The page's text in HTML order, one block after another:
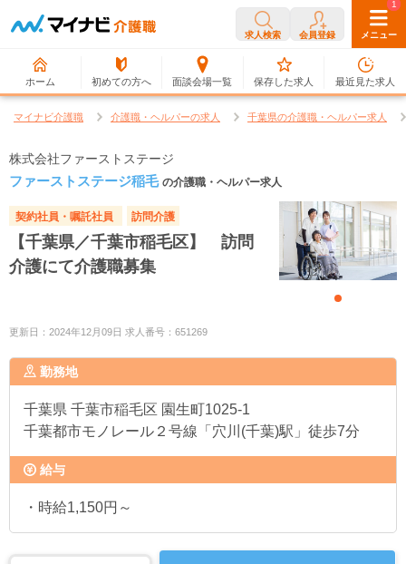
求人検索 会員登録 メニュー
ホーム 初めての方へ 面談会場一覧
0
保存した求人
1
最近見た求人
マイナビ介護職 介護職・ヘルパーの求人 千葉県の介護職・ヘルパー求人
株式会社ファーストステージ
ファーストステージ稲毛 の介護職・ヘルパー求人
契約社員・嘱託社員 訪問介護
【千葉県／千葉市稲毛区】 訪問
介護にて介護職募集
更新日：2024年12月09日 求人番号：651269
勤務地
千葉県 千葉市稲毛区 園生町1025-1
千葉都市モノレール２号線「穴川(千葉)駅」徒歩7分
給与
・時給1,150円～